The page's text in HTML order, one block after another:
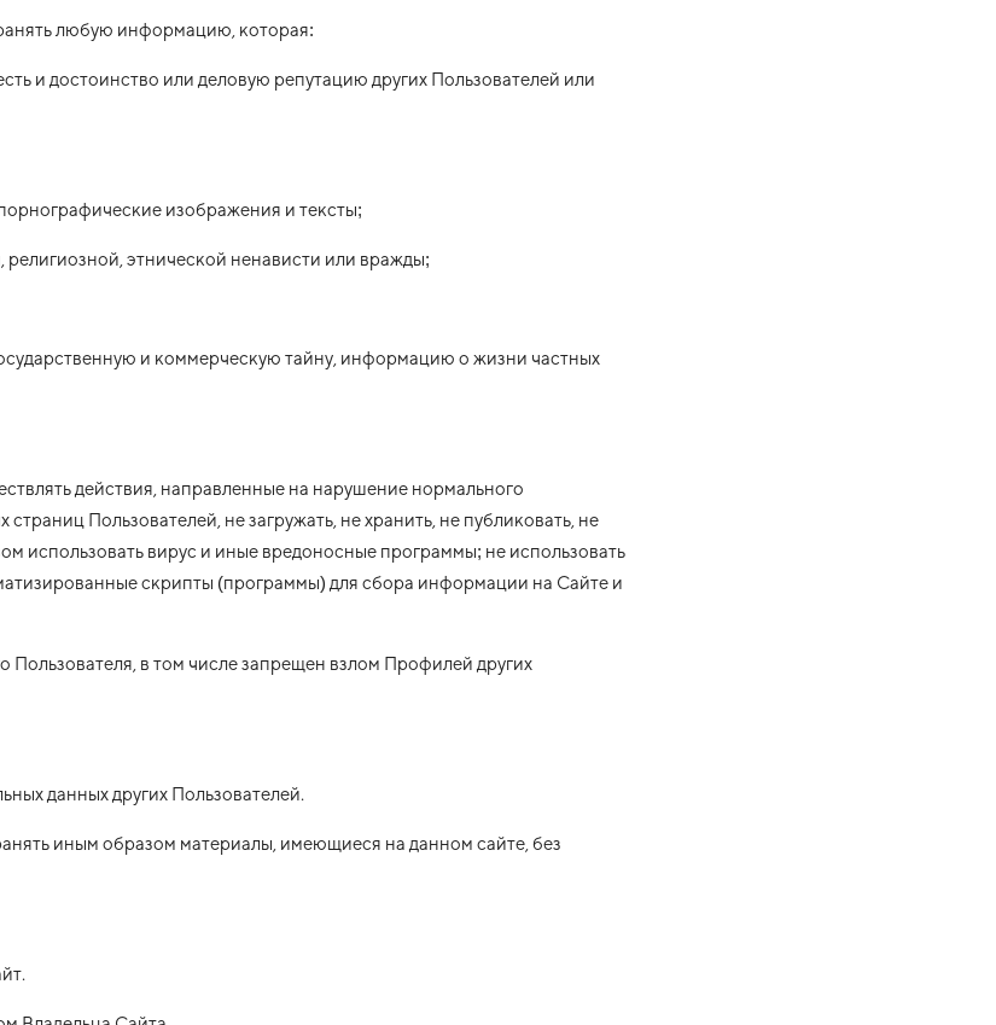
любую информацию, которая:
и достоинство или деловую репутацию других Пользователей или
изображения и тексты;
этнической ненависти или вражды;
и коммерческую тайну, информацию о жизни частных
действия, направленные на нарушение нормального
Пользователей, не загружать, не хранить, не публиковать, не
использовать вирус и иные вредоносные программы; не использовать
скрипты (программы) для сбора информации на Сайте и
Пользователя, в том числе запрещен взлом Профилей других
данных других Пользователей.
иным образом материалы, имеющиеся на данном сайте, без